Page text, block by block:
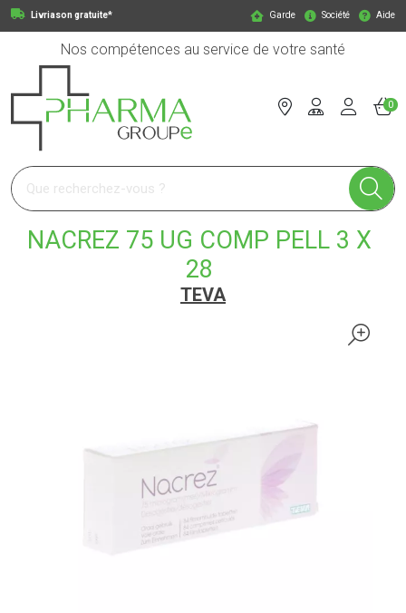
Livriason gratuite* Garde Société Aide
Nos compétences au service de votre santé
Pharmagroupe Votre pharmacie en ligne à votre service
0
NACREZ 75 UG COMP PELL 3 X
28
TEVA